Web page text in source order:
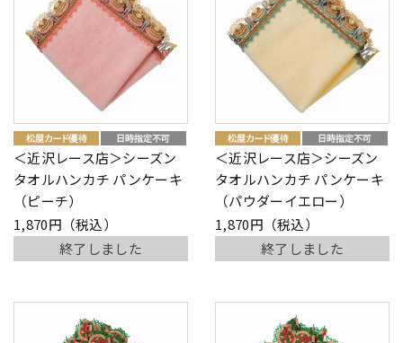
＜近沢レース店＞シーズン
タオルハンカチ パンケーキ
（ピーチ）
1,870円（税込）
終了しました
＜近沢レース店＞シーズン
タオルハンカチ パンケーキ
（パウダーイエロー）
1,870円（税込）
終了しました